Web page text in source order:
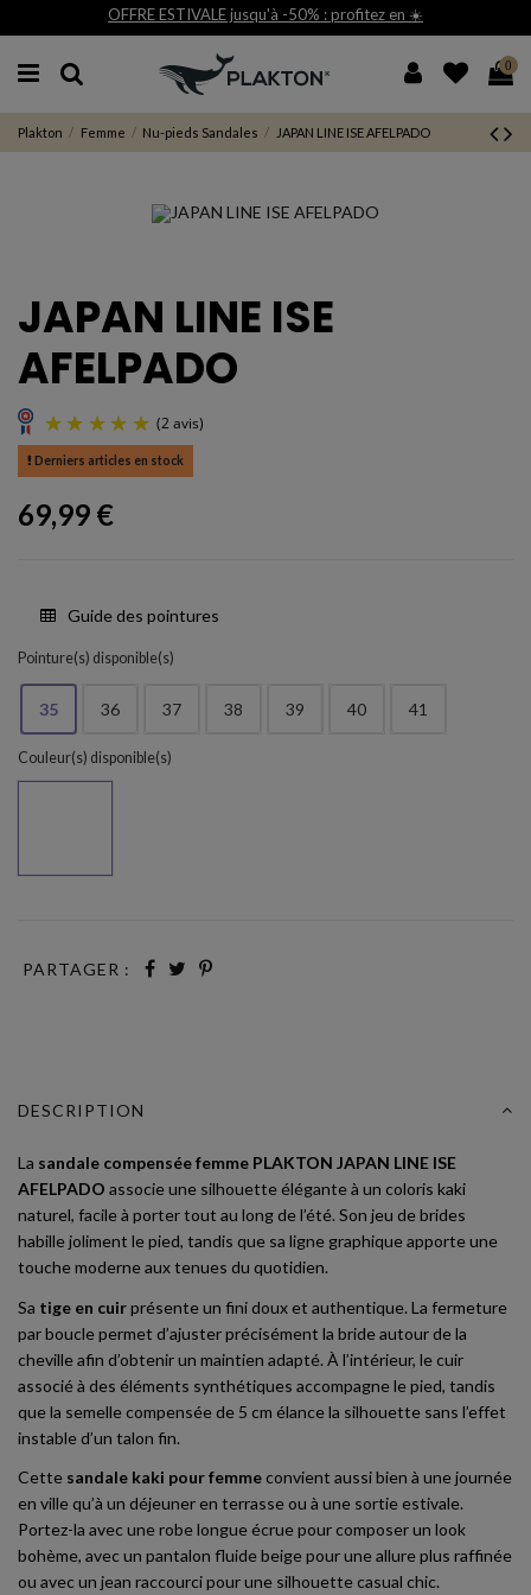
jusqu'à -50% : profitez en ☀️
0
Plakton Femme Nu-pieds Sandales JAPAN LINE ISE AFELPADO
JAPAN LINE ISE
AFELPADO
Derniers articles en stock
69,99 €
Guide des pointures
Pointure(s) disponible(s)
35 36 37 38 39 40 41
Couleur(s) disponible(s)
PARTAGER :
DESCRIPTION
La sandale compensée femme PLAKTON JAPAN LINE ISE
AFELPADO associe une silhouette élégante à un coloris kaki
naturel, facile à porter tout au long de l’été. Son jeu de brides
habille joliment le pied, tandis que sa ligne graphique apporte une
touche moderne aux tenues du quotidien.
Sa tige en cuirprésente un fini doux et authentique. La fermeture
par boucle permet d’ajuster précisément la bride autour de la
cheville afin d’obtenir un maintien adapté. À l’intérieur, le cuir
associé à des éléments synthétiques accompagne le pied, tandis
que la semelle compensée de 5 cm élance la silhouette sans l’effet
instable d’un talon fin.
Cette sandale kaki pour femmeconvient aussi bien à une journée
en ville qu’à un déjeuner en terrasse ou à une sortie estivale.
Portez-la avec une robe longue écrue pour composer un look
bohème, avec un pantalon fluide beige pour une allure plus raffinée
ou avec un jean raccourci pour une silhouette casual chic.